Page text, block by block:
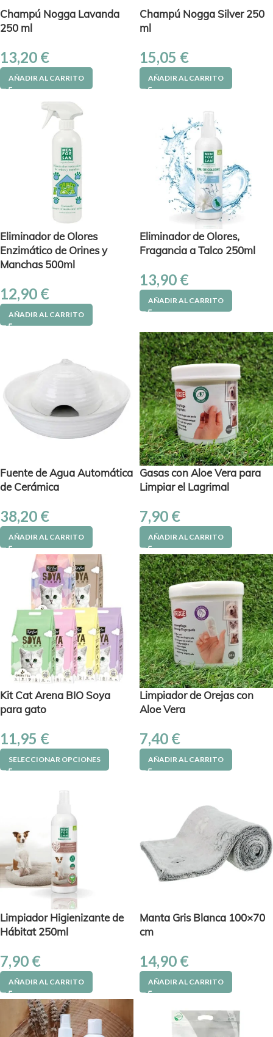
Champú Nogga Lavanda
250 ml
13,20 €
AÑADIR AL CARRITO
Champú Nogga Silver 250
ml
15,05 €
AÑADIR AL CARRITO
Eliminador de Olores
Enzimático de Orines y
Manchas 500ml
12,90 €
AÑADIR AL CARRITO
Eliminador de Olores,
Fragancia a Talco 250ml
13,90 €
AÑADIR AL CARRITO
Fuente de Agua Automática
de Cerámica
38,20 €
AÑADIR AL CARRITO
Gasas con Aloe Vera para
Limpiar el Lagrimal
7,90 €
AÑADIR AL CARRITO
Kit Cat Arena BIO Soya
para gato
11,95 €
SELECCIONAR OPCIONES
Limpiador de Orejas con
Aloe Vera
7,40 €
AÑADIR AL CARRITO
Limpiador Higienizante de
Hábitat 250ml
7,90 €
AÑADIR AL CARRITO
Manta Gris Blanca 100×70
cm
14,90 €
AÑADIR AL CARRITO